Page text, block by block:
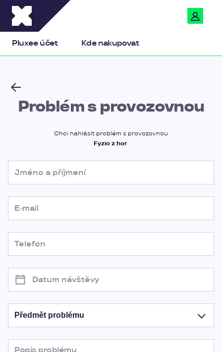
Pluxee účet Kde nakupovat
Problém s provozovnou
Chci nahlásit problém s provozovnou
Fyzio z hor.